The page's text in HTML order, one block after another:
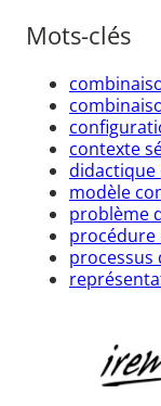
Mots-clés
contexte
didactique
modèle
problème